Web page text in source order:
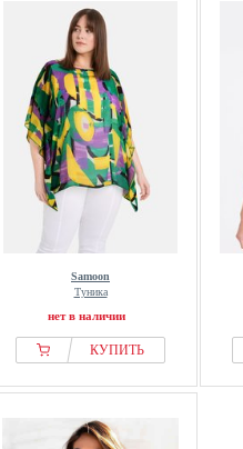
Samoon
Туника
нет в наличии
КУПИТЬ